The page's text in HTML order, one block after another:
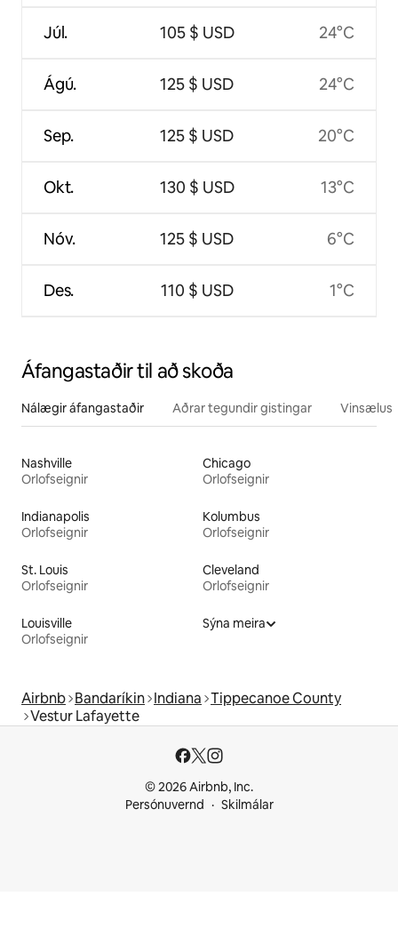
Júl.
Ágú.
Sep.
Okt.
Nóv.
Des.
105 $ USD
125 $ USD
125 $ USD
130 $ USD
125 $ USD
110 $ USD
24°C
24°C
20°C
13°C
6°C
1°C
Áfangastaðir til að skoða
Nálægir áfangastaðir Aðrar tegundir gistingar
Nashville
Orlofseignir
Chicago
Orlofseignir
Indianapolis
Orlofseignir
Kolumbus
Orlofseignir
St. Louis
Orlofseignir
Cleveland
Orlofseignir
Louisville
Orlofseignir
Sýna meira
Airbnb Bandaríkin Indiana Tippecanoe County
Vestur Lafayette
© 2026 Airbnb, Inc.
Persónuvernd
Skilmálar